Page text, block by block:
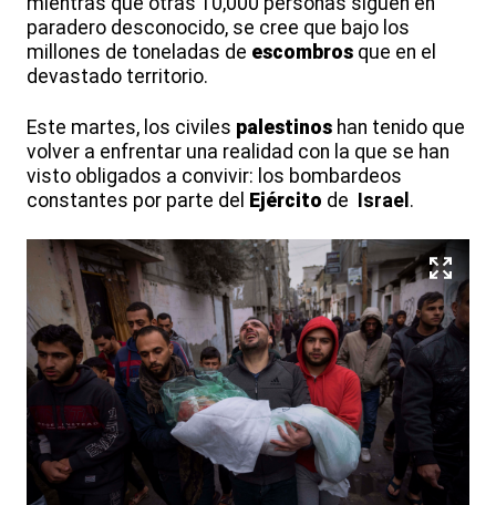
paradero desconocido, se cree que bajo los
millones de toneladas de escombros que en el
devastado territorio.
Este martes, los civiles palestinos han tenido que
volver a enfrentar una realidad con la que se han
visto obligados a convivir: los bombardeos
constantes por parte del Ejército de Israel .